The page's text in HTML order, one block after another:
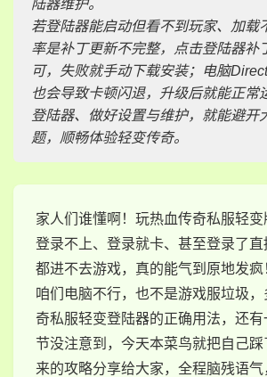
陆器维护。
若登陆器能启动但看不到玩家、加载
率是补丁更新不完整，点击登陆器补
可，失败就手动下载安装；电脑
也会导致卡顿闪退，升级后就能正常
登陆器、做好设置与维护，就能避开
题，顺畅体验轻变传奇。
家人们谁懂啊！玩热血传奇私服轻
登录不上、登录就卡、甚至登录了
都进不去游戏，真的能气到原地发
咱们电脑不行，也不是游戏服垃圾
奇私服轻变登陆器的正确用法，还有
节没注意到，今天本菜鸟就把自己
来的攻略分享给大家，全程脑残语